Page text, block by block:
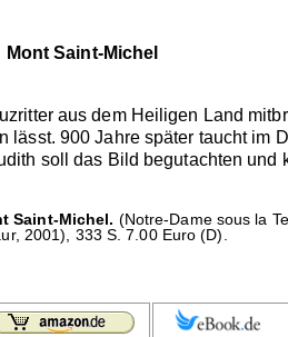
Saint-Michel
aus dem Heiligen Land
lässt. 900 Jahre später taucht
soll das Bild begutachten
Saint-Michel. (Notre-Dame sous la
2001), 333 S. 7.00 Euro (D).